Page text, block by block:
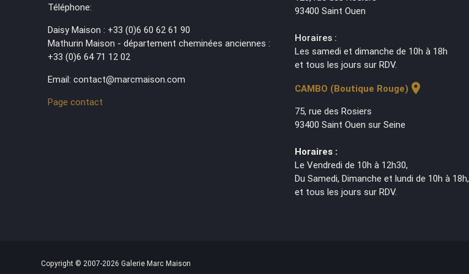
Téléphone:
Daisy Maison : +33 (0)6 60 62 61 90
Mathurin Maison - département cheminées anciennes :
+33 (0)6 64 71 12 02
Email: contact@marcmaison.com
Page contact
93400 Saint Ouen
Horaires :
Les samedi et dimanche de 10h à 18h
et tous les jours sur RDV.
CAMBO (Boutique Rouge) location_on
75, rue des Rosiers
93400 Saint Ouen sur Seine
Horaires :
Le Vendredi de 10h à 12h30,
Du Samedi, Dimanche et lundi de 10h à 18h,
et tous les jours sur RDV.
Copyright © 2007-2026 Galerie Marc Maison